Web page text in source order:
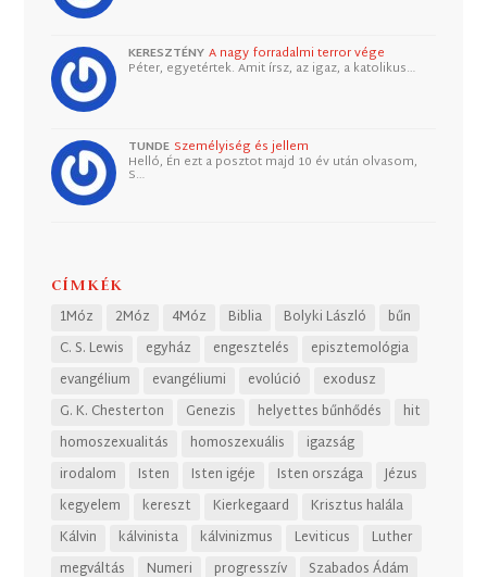
KERESZTÉNY A nagy forradalmi terror vége
Péter, egyetértek. Amit írsz, az igaz, a katolikus…
TUNDE Személyiség és jellem
Helló, Én ezt a posztot majd 10 év után olvasom,
S…
CÍMKÉK
1Móz 2Móz 4Móz Biblia Bolyki László
bűn
C. S. Lewis
egyház engesztelés
episztemológia
evangélium
evangéliumi evolúció
exodusz
G. K. Chesterton
Genezis helyettes bűnhődés
hit
homoszexualitás
homoszexuális
igazság
irodalom
Isten Isten igéje Isten országa
Jézus
kegyelem
kereszt Kierkegaard
Krisztus halála
Kálvin
kálvinista kálvinizmus Leviticus
Luther
megváltás
Numeri progresszív Szabados Ádám